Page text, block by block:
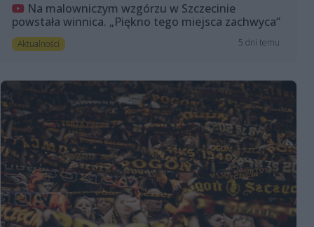
Na malowniczym wzgórzu w Szczecinie
powstała winnica. „Piękno tego miejsca zachwyca”
Aktualności 5 dni temu